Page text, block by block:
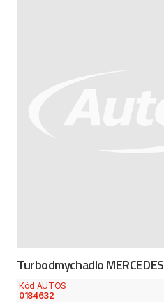
Turbodmychadlo MERCEDES
Kód AUTOS
0184632